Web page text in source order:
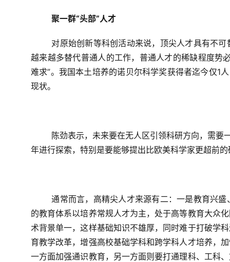
聚一群“头部”人才
对原始创新等科创活动来说，顶尖人才具有不
越来越多替代普通人的工作，普通人才的稀缺程度势
难求”。我国本土培养的诺贝尔科学奖获得者迄今仅1
现状。
陈劲表示，未来要在无人区引领科研方向，需
年进行探索，特别是要能够提出比欧美科学家更超前
通常而言，高精尖人才来源有二：一是教育兴
的教育体系以培养常规人才为主，处于高等教育大众
术背景单一，这样基础知识不雄厚，同时难于打破学
育教学改革，增强高校基础学科和跨学科人才培养，
一方面加强通识教育，另一方面则要打通理科、工科